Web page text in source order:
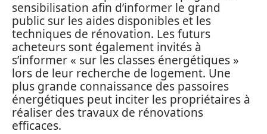
sensibilisation afin d’informer le grand
public sur les aides disponibles et les
techniques de rénovation. Les futurs
acheteurs sont également invités à
s’informer « sur les classes énergétiques »
lors de leur recherche de logement. Une
plus grande connaissance des passoires
énergétiques peut inciter les propriétaires à
réaliser des travaux de rénovations
efficaces.